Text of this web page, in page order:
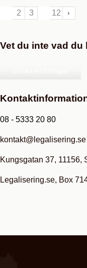
2 3 12
Vet du inte vad du
08 - 5333 20 80
kontakt@legalisering.se
Kungsgatan 37, 11156,
Legalisering.se, Box